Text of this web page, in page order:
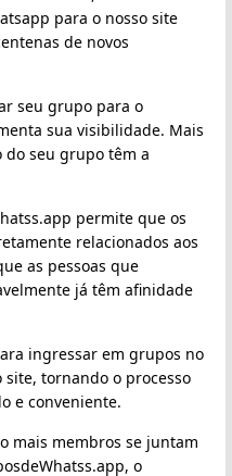
para o nosso site
de novos
seu grupo para o
sua visibilidade. Mais
do seu grupo têm a
permite que os
relacionados aos
as pessoas que
já têm afinidade
ingressar em grupos no
tornando o processo
e conveniente.
mais membros se juntam
o